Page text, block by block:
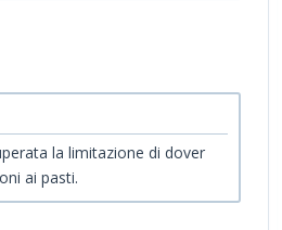
la limitazione di dover
ai pasti.